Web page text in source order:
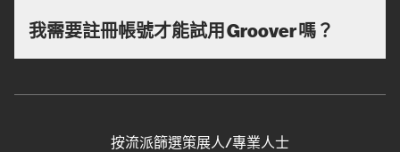
我需要註冊帳號才能試用 Groover 嗎？
按流派篩選策展人/專業人士